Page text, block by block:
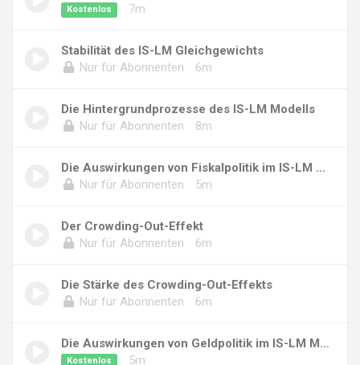
Kostenlos 7m
Stabilität des IS-LM Gleichgewichts
Nur für Abonnenten
6m
Die Hintergrundprozesse des IS-LM Modells
Nur für Abonnenten
8m
Die Auswirkungen von Fiskalpolitik im IS-LM M...
Nur für Abonnenten
5m
Der Crowding-Out-Effekt
Nur für Abonnenten
6m
Die Stärke des Crowding-Out-Effekts
Nur für Abonnenten
6m
Die Auswirkungen von Geldpolitik im IS-LM Mod...
Kostenlos 5m